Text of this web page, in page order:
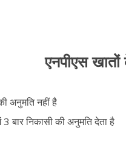
एनपीएस
अनुमति नहीं है
3 बार निकासी की अनुमति देता है